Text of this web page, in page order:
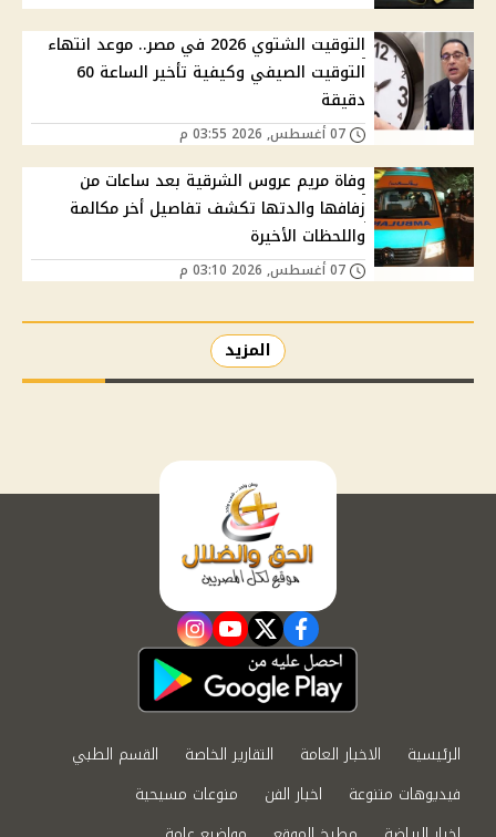
التوقيت الشتوي 2026 في مصر.. موعد انتهاء
التوقيت الصيفي وكيفية تأخير الساعة 60
دقيقة
وفاة مريم عروس الشرقية بعد ساعات من
زفافها والدتها تكشف تفاصيل أخر مكالمة
واللحظات الأخيرة
المزيد
facebook
twitter
youtube
instagram
الرئيسية الاخبار العامة التقارير الخاصة
القسم الطبي
فيديوهات متنوعة
اخبار الفن
منوعات مسيحية